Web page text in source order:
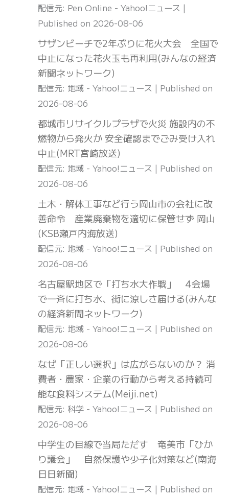
配信元: Pen Online - Yahoo!ニュース
Published on 2026-08-06
サザンビーチで2年ぶりに花火大会 全国で
中止になった花火玉も再利用(みんなの経済
新聞ネットワーク)
配信元: 地域 - Yahoo!ニュース
Published on
2026-08-06
都城市リサイクルプラザで火災 施設内の不
燃物から発火か 安全確認までごみ受け入れ
中止(MRT宮崎放送)
配信元: 地域 - Yahoo!ニュース
Published on
2026-08-06
土木・解体工事など行う岡山市の会社に改
善命令 産業廃棄物を適切に保管せず 岡山
(KSB瀬戸内海放送)
配信元: 地域 - Yahoo!ニュース
Published on
2026-08-06
名古屋駅地区で「打ち水大作戦」 4会場
で一斉に打ち水、街に涼しさ届ける(みんな
の経済新聞ネットワーク)
配信元: 地域 - Yahoo!ニュース
Published on
2026-08-06
なぜ「正しい選択」は広がらないのか？ 消
費者・農家・企業の行動から考える持続可
能な食料システム(Meiji.net)
配信元: 科学 - Yahoo!ニュース
Published on
2026-08-06
中学生の目線で当局ただす 奄美市「ひか
り議会」 自然保護や少子化対策など(南海
日日新聞)
配信元: 地域 - Yahoo!ニュース Published on